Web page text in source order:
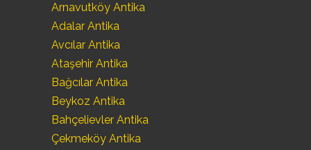
Arnavutköy Antika
Adalar Antika
Avcılar Antika
Ataşehir Antika
Bağcılar Antika
Beykoz Antika
Bahçelievler Antika
Çekmeköy Antika